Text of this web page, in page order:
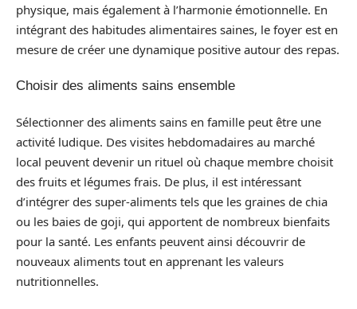
physique, mais également à l’harmonie émotionnelle. En
intégrant des habitudes alimentaires saines, le foyer est en
mesure de créer une dynamique positive autour des repas.
Choisir des aliments sains ensemble
Sélectionner des aliments sains en famille peut être une
activité ludique. Des visites hebdomadaires au marché
local peuvent devenir un rituel où chaque membre choisit
des fruits et légumes frais. De plus, il est intéressant
d’intégrer des super-aliments tels que les graines de chia
ou les baies de goji, qui apportent de nombreux bienfaits
pour la santé. Les enfants peuvent ainsi découvrir de
nouveaux aliments tout en apprenant les valeurs
nutritionnelles.